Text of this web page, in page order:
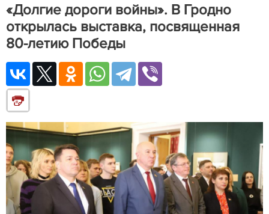
«Долгие дороги войны». В Гродно
открылась выставка, посвященная
80-летию Победы